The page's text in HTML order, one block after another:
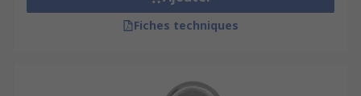
Fiches techniques